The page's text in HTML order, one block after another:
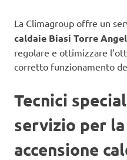
La Climagroup offre un
caldaie Biasi Torre
regolare e ottimizzare
corretto funzionamento
Tecnici
servizio per
accensione